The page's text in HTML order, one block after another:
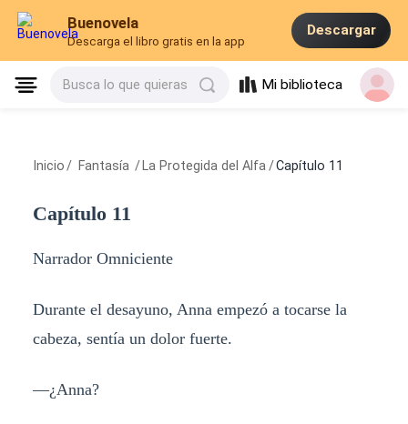
Buenovela
Descarga el libro gratis en la app
Descargar
Busca lo que quieras Mi biblioteca
Inicio / Fantasía / La Protegida del Alfa /Capítulo 11
Capítulo 11
Narrador Omniciente
Durante el desayuno, Anna empezó a tocarse la
cabeza, sentía un dolor fuerte.
—¿Anna?